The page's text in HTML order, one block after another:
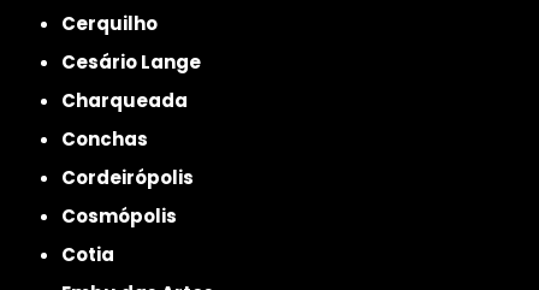
Cerquilho
Cesário Lange
Charqueada
Conchas
Cordeirópolis
Cosmópolis
Cotia